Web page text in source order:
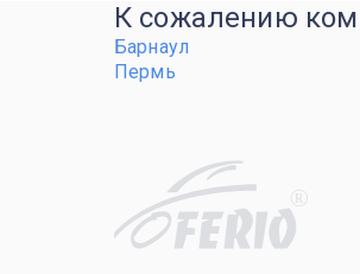
К сожалению
Барнаул
Пермь
R